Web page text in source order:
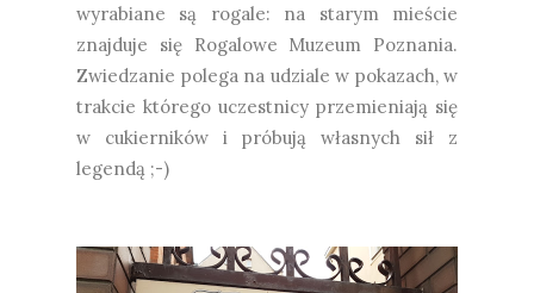
wyrabiane są rogale: na starym mieście
znajduje się Rogalowe Muzeum Poznania.
Zwiedzanie polega na udziale w pokazach, w
trakcie którego uczestnicy przemieniają się
w cukierników i próbują własnych sił z
legendą ;-)